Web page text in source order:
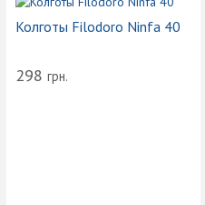
Колготы Filodoro Ninfa 40
298 грн.